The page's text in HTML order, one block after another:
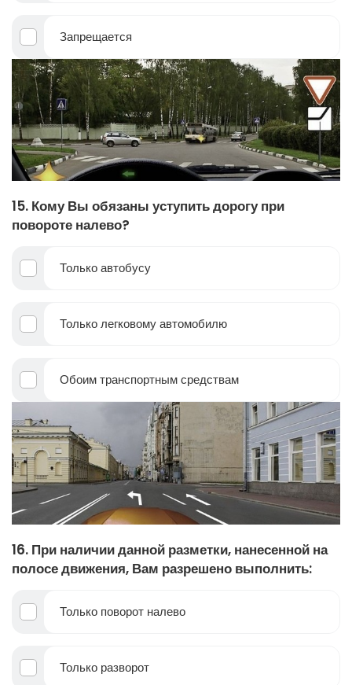
Запрещается
15. Кому Вы обязаны уступить дорогу при
повороте налево?
Только автобусу
Только легковому автомобилю
Обоим транспортным средствам
16. При наличии данной разметки, нанесенной на
полосе движения, Вам разрешено выполнить:
Только поворот налево
Только разворот